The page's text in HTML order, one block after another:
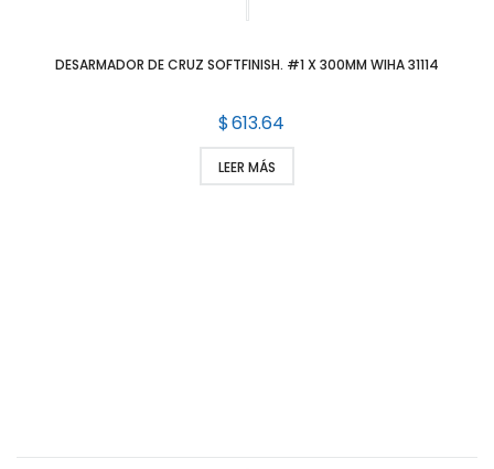
DESARMADOR DE CRUZ SOFTFINISH. #1 X 300MM WIHA 31114
$613.64
LEER MÁS